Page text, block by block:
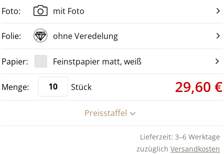
mit Foto
ohne Veredelung
Feinstpapier matt, weiß
Stück 29,60 €
Preisstaffel
Lieferzeit: 3–6 Werktage
zuzüglich Versandkosten